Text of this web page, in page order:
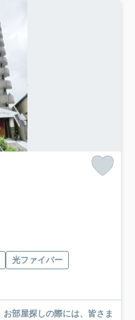
光ファイバー